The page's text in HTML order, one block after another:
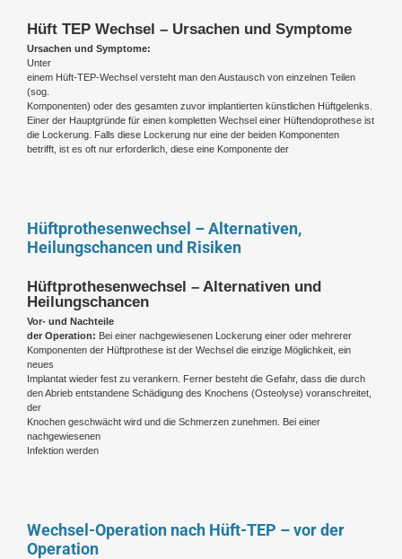
Hüft TEP Wechsel – Ursachen und Symptome
Ursachen und Symptome:
Unter
einem Hüft-TEP-Wechsel versteht man den Austausch von einzelnen Teilen
(sog.
Komponenten) oder des gesamten zuvor implantierten künstlichen Hüftgelenks.
Einer der Hauptgründe für einen kompletten Wechsel einer Hüftendoprothese ist
die Lockerung. Falls diese Lockerung nur eine der beiden Komponenten
betrifft, ist es oft nur erforderlich, diese eine Komponente der
Hüftprothesenwechsel – Alternativen,
Heilungschancen und Risiken
Hüftprothesenwechsel – Alternativen und
Heilungschancen
Vor- und Nachteile
der Operation: Bei einer nachgewiesenen Lockerung einer oder mehrerer
Komponenten der Hüftprothese ist der Wechsel die einzige Möglichkeit, ein
neues
Implantat wieder fest zu verankern. Ferner besteht die Gefahr, dass die durch
den Abrieb entstandene Schädigung des Knochens (Osteolyse) voranschreitet,
der
Knochen geschwächt wird und die Schmerzen zunehmen. Bei einer
nachgewiesenen
Infektion werden
Wechsel-Operation nach Hüft-TEP – vor der
Operation